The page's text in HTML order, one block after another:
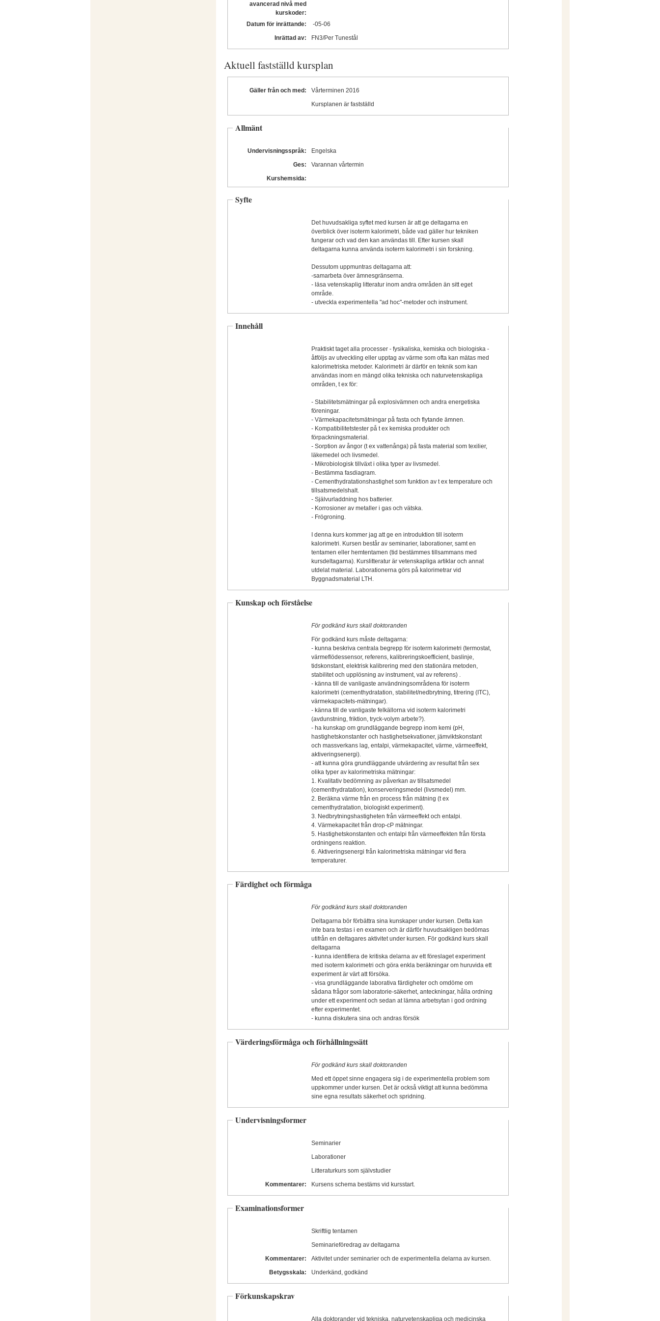
avancerad nivå med
kurskoder:
Datum för inrättande:
-05-06
Inrättad av:
FN3/Per Tunestål
Aktuell fastställd kursplan
Gäller från och med:
Vårterminen 2016
Kursplanen är fastställd
Allmänt
Undervisningsspråk:
Engelska
Ges:
Varannan vårtermin
Kurshemsida:
Syfte
Det huvudsakliga syftet med kursen är att ge deltagarna en
överblick över isoterm kalorimetri, både vad gäller hur tekniken
fungerar och vad den kan användas till. Efter kursen skall
deltagarna kunna använda isoterm kalorimetri i sin forskning.
Dessutom uppmuntras deltagarna att:
-samarbeta över ämnesgränserna.
- läsa vetenskaplig litteratur inom andra områden än sitt eget
område.
- utveckla experimentella "ad hoc"-metoder och instrument.
Innehåll
Praktiskt taget alla processer - fysikaliska, kemiska och biologiska -
åtföljs av utveckling eller upptag av värme som ofta kan mätas med
kalorimetriska metoder. Kalorimetri är därför en teknik som kan
användas inom en mängd olika tekniska och naturvetenskapliga
områden, t ex för:
- Stabilitetsmätningar på explosivämnen och andra energetiska
föreningar.
- Värmekapacitetsmätningar på fasta och flytande ämnen.
- Kompatibilitetstester på t ex kemiska produkter och
förpackningsmaterial.
- Sorption av ångor (t ex vattenånga) på fasta material som texilier,
läkemedel och livsmedel.
- Mikrobiologisk tillväxt i olika typer av livsmedel.
- Bestämma fasdiagram.
- Cementhydratationshastighet som funktion av t ex temperature och
tillsatsmedelshalt.
- Självurladdning hos batterier.
- Korrosioner av metaller i gas och vätska.
- Frögroning.
I denna kurs kommer jag att ge en introduktion till isoterm
kalorimetri. Kursen består av seminarier, laborationer, samt en
tentamen eller hemtentamen (tid bestämmes tillsammans med
kursdeltagarna). Kurslitteratur är vetenskapliga artiklar och annat
utdelat material. Laborationerna görs på kalorimetrar vid
Byggnadsmaterial LTH.
Kunskap och förståelse
För godkänd kurs skall doktoranden
För godkänd kurs måste deltagarna:
- kunna beskriva centrala begrepp för isoterm kalorimetri (termostat,
värmeflödessensor, referens, kalibreringskoefficient, baslinje,
tidskonstant, elektrisk kalibrering med den stationära metoden,
stabilitet och upplösning av instrument, val av referens) .
- känna till de vanligaste användningsområdena för isoterm
kalorimetri (cementhydratation, stabilitet/nedbrytning, titrering (ITC),
värmekapacitets-mätningar).
- känna till de vanligaste felkällorna vid isoterm kalorimetri
(avdunstning, friktion, tryck-volym arbete?).
- ha kunskap om grundläggande begrepp inom kemi (pH,
hastighetskonstanter och hastighetsekvationer, jämviktskonstant
och massverkans lag, entalpi, värmekapacitet, värme, värmeeffekt,
aktiveringsenergi).
- att kunna göra grundläggande utvärdering av resultat från sex
olika typer av kalorimetriska mätningar:
1. Kvalitativ bedömning av påverkan av tillsatsmedel
(cementhydratation), konserveringsmedel (livsmedel) mm.
2. Beräkna värme från en process från mätning (t ex
cementhydratation, biologiskt experiment).
3. Nedbrytningshastigheten från värmeeffekt och entalpi.
4. Värmekapacitet från drop-cP mätningar.
5. Hastighetskonstanten och entalpi från värmeeffekten från första
ordningens reaktion.
6. Aktiveringsenergi från kalorimetriska mätningar vid flera
temperaturer.
Färdighet och förmåga
För godkänd kurs skall doktoranden
Deltagarna bör förbättra sina kunskaper under kursen. Detta kan
inte bara testas i en examen och är därför huvudsakligen bedömas
utifrån en deltagares aktivitet under kursen. För godkänd kurs skall
deltagarna
- kunna identifiera de kritiska delarna av ett föreslaget experiment
med isoterm kalorimetri och göra enkla beräkningar om huruvida ett
experiment är värt att försöka.
- visa grundläggande laborativa färdigheter och omdöme om
sådana frågor som laboratorie-säkerhet, anteckningar, hålla ordning
under ett experiment och sedan at lämna arbetsytan i god ordning
efter experimentet.
- kunna diskutera sina och andras försök
Värderingsförmåga och förhållningssätt
För godkänd kurs skall doktoranden
Med ett öppet sinne engagera sig i de experimentella problem som
uppkommer under kursen. Det är också viktigt att kunna bedömma
sine egna resultats säkerhet och spridning.
Undervisningsformer
Seminarier
Laborationer
Litteraturkurs som självstudier
Kommentarer:
Kursens schema bestäms vid kursstart.
Examinationsformer
Skriftlig tentamen
Seminarieföredrag av deltagarna
Kommentarer:
Aktivitet under seminarier och de experimentella delarna av kursen.
Betygsskala:
Underkänd, godkänd
Förkunskapskrav
Alla doktorander vid tekniska, naturvetenskapliga och medicinska